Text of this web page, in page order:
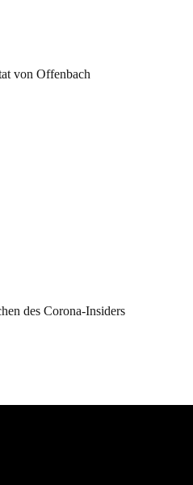
von Offenbach
des Corona-Insiders